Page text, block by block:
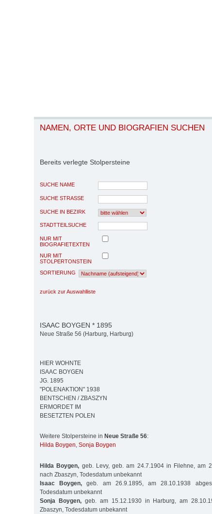
NAMEN, ORTE UND BIOGRAFIEN SUCHEN
Bereits verlegte Stolpersteine
SUCHE NAME
SUCHE STRASSE
SUCHE IN BEZIRK
STADTTEILSUCHE
NUR MIT
BIOGRAFIETEXTEN
NUR MIT
STOLPERTONSTEIN
SORTIERUNG
zurück zur Auswahlliste
ISAAC BOYGEN * 1895
Neue Straße 56 (Harburg, Harburg)
HIER WOHNTE
ISAAC BOYGEN
JG. 1895
"POLENAKTION" 1938
BENTSCHEN / ZBASZYN
ERMORDET IM
BESETZTEN POLEN
Weitere Stolpersteine in Neue Straße 56:
Hilda Boygen, Sonja Boygen
Hilda Boygen, geb. Levy, geb. am 24.7.1904 in Filehne, am
nach Zbaszyn, Todesdatum unbekannt
Isaac Boygen, geb. am 26.9.1895, am 28.10.1938
Todesdatum unbekannt
Sonja Boygen,geb. am 15.12.1930 in Harburg, am
Zbaszyn, Todesdatum unbekannt